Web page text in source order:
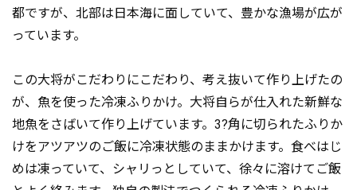
都ですが、北部は日本海に面していて、豊かな漁場が広が
っています。
この大将がこだわりにこだわり、考え抜いて作り上げたの
が、魚を使った冷凍ふりかけ。大将自らが仕入れた新鮮な
地魚をさばいて作り上げています。3?角に切られたふりか
けをアツアツのご飯に冷凍状態のままかけます。食べはじ
めは凍っていて、シャリっとしていて、徐々に溶けてご飯